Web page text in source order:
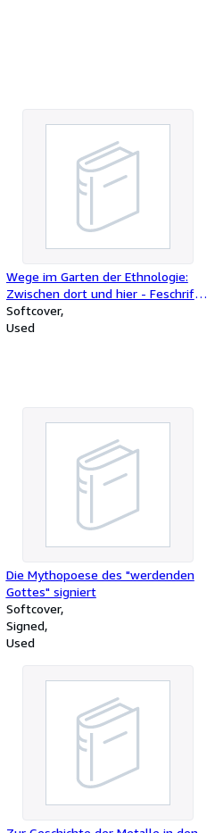
Wege im Garten der Ethnologie:
Zwischen dort und hier - Feschrift
für María Susana Cipolletti. Die
Texte in deutsch/ englisch/
Softcover
Used
Die Mythopoese des "werdenden
Gottes" signiert
Softcover
Signed
Used